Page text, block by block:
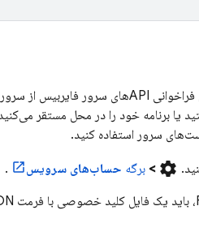
پروژه‌های فایربیس از حساب‌های سرویس گوگل پشتیبانی می‌کنند که می‌توانید از آن‌ها برای فراخوانی APIهای سرور فایربیس از سرور
یا برنامه خود را در محل مستقر
سرور استفاده کنید.
settings
> برگه حساب‌های سرویس
.